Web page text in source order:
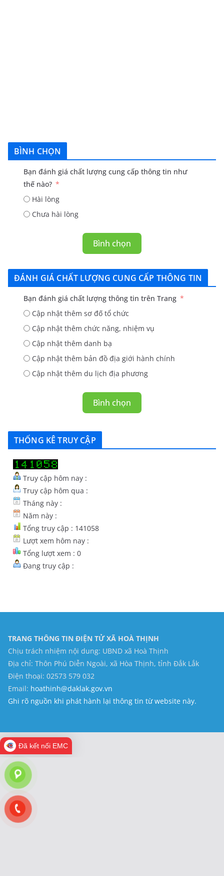
BÌNH CHỌN
Bạn đánh giá chất lượng cung cấp thông tin như
thế nào?
Hài lòng
Chưa hài lòng
Bình chọn
ĐÁNH GIÁ CHẤT LƯỢNG CUNG CẤP THÔNG TIN
Bạn đánh giá chất lượng thông tin trên Trang
Cập nhật thêm sơ đố tổ chức
Cập nhật thêm chức năng, nhiệm vụ
Cập nhật thêm danh bạ
Cập nhật thêm bản đồ địa giới hành chính
Cập nhật thêm du lịch địa phương
Bình chọn
THỐNG KÊ TRUY CẬP
Truy cập hôm nay :
Truy cập hôm qua :
Tháng này :
Năm này :
Tổng truy cập : 141058
Lượt xem hôm nay :
Tổng lượt xem : 0
Đang truy cập :
TRANG THÔNG TIN ĐIỆN TỬ XÃ HOÀ THỊNH
Chịu trách nhiệm nội dung: UBND xã Hoà Thịnh
Địa chỉ: Thôn Phú Diễn Ngoài, xã Hòa Thịnh, tỉnh Đắk Lắk
Điện thoại: 02573 579 032
Email: hoathinh@daklak.gov.vn
Ghi rõ nguồn khi phát hành lại thông tin từ website này.
Đã kết nối EMC